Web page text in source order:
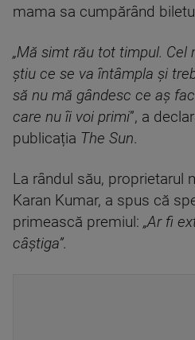
mama sa cumpărând
„Mă simt rău tot timpul. Cel
știu ce se va întâmpla și
să nu mă gândesc ce aș
care nu îi voi primi”, a
publicația The Sun.
La rândul său, proprietarul
Karan Kumar, a spus că
primească premiul: „Ar fi
câștiga”.